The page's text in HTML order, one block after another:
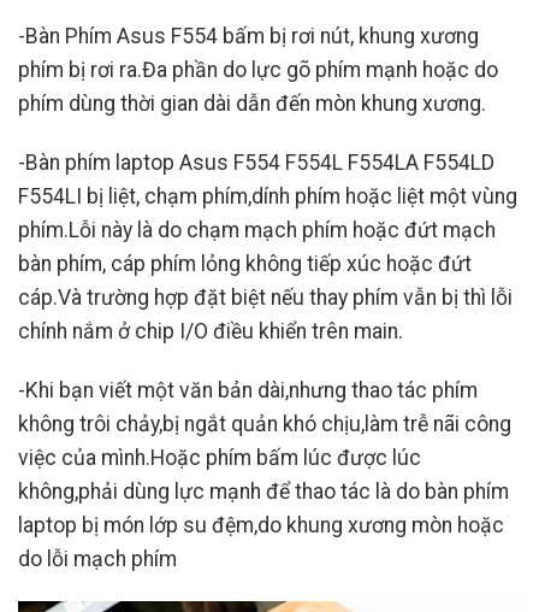
-Bàn Phím Asus F554 bấm bị rơi nút, khung xương
phím bị rơi ra.Đa phần do lực gõ phím mạnh hoặc do
phím dùng thời gian dài dẫn đến mòn khung xương.
-Bàn phím laptop Asus F554 F554L F554LA F554LD
F554LI bị liệt, chạm phím,dính phím hoặc liệt một vùng
phím.Lỗi này là do chạm mạch phím hoặc đứt mạch
bàn phím, cáp phím lỏng không tiếp xúc hoặc đứt
cáp.Và trường hợp đặt biệt nếu thay phím vẫn bị thì lỗi
chính nắm ở chip I/O điều khiển trên main.
-Khi bạn viết một văn bản dài,nhưng thao tác phím
không trôi chảy,bị ngắt quản khó chịu,làm trễ nãi công
việc của mình.Hoặc phím bấm lúc được lúc
không,phải dùng lực mạnh để thao tác là do bàn phím
laptop bị món lớp su đệm,do khung xương mòn hoặc
do lỗi mạch phím